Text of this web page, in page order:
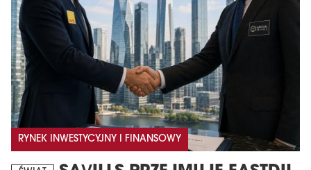
RYNEK INWESTYCYJNY I FINANSOWY